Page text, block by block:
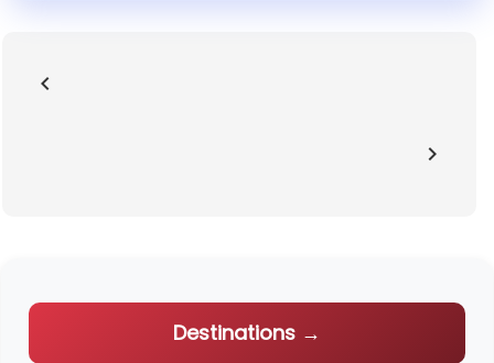
chevron_left
chevron_right
Destinations →